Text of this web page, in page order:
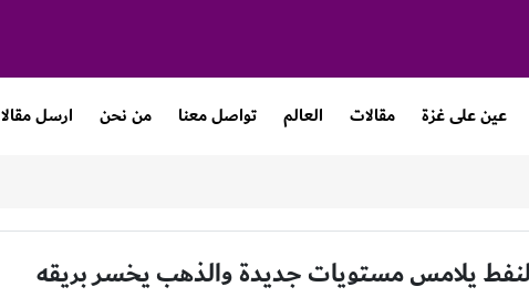
عين على غزة مقالات العالم تواصل معنا من نحن ارسل مقالا
يلامس مستويات جديدة والذهب يخسر بريقه